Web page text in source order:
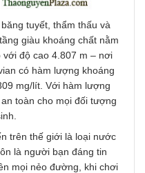
tuyết, thẩm thấu và
giàu khoáng chất nằm
với độ cao 4.807 m – nơi
có hàm lượng khoáng
mg/lít. Với hàm lượng
toàn cho mọi đối tượng
trên thế giới là loại nước
là người bạn đáng tin
mọi nẻo đường, khi chơi